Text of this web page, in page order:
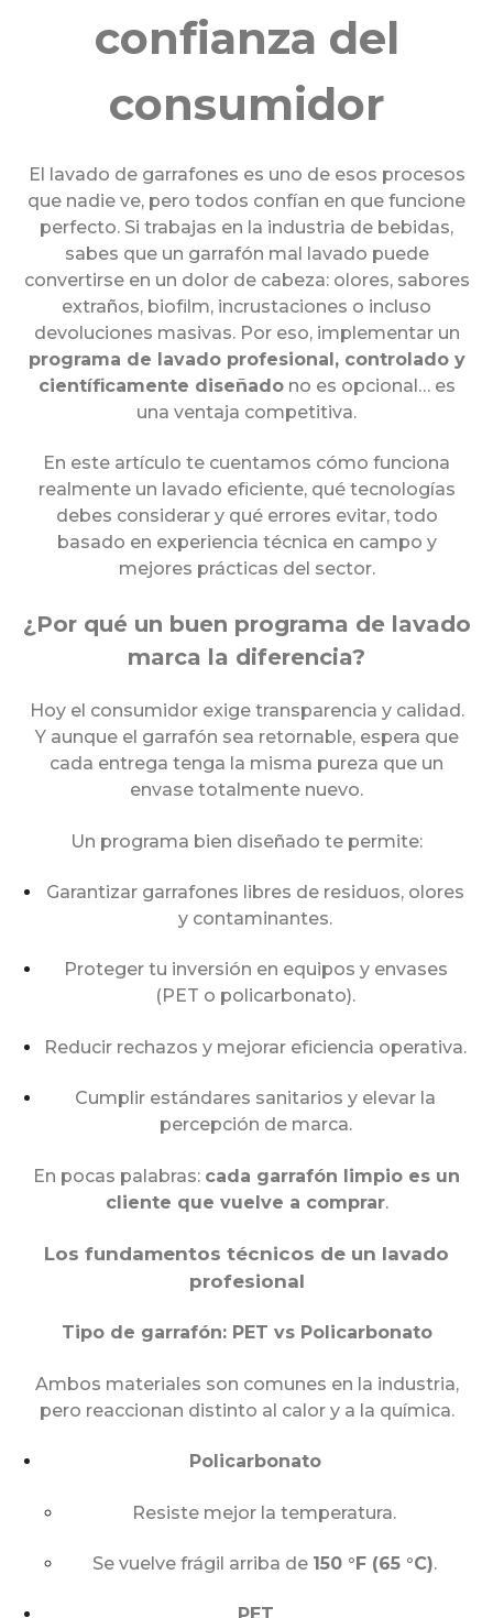
confianza del
consumidor
El lavado de garrafones es uno de esos procesos
que nadie ve, pero todos confían en que funcione
perfecto. Si trabajas en la industria de bebidas,
sabes que un garrafón mal lavado puede
convertirse en un dolor de cabeza: olores, sabores
extraños, biofilm, incrustaciones o incluso
devoluciones masivas. Por eso, implementar un
programa de lavado profesional, controlado y
científicamente diseñadono es opcional… es
una ventaja competitiva.
En este artículo te cuentamos cómo funciona
realmente un lavado eficiente, qué tecnologías
debes considerar y qué errores evitar, todo
basado en experiencia técnica en campo y
mejores prácticas del sector.
¿Por qué un buen programa de lavado
marca la diferencia?
Hoy el consumidor exige transparencia y calidad.
Y aunque el garrafón sea retornable, espera que
cada entrega tenga la misma pureza que un
envase totalmente nuevo.
Un programa bien diseñado te permite:
Garantizar garrafones libres de residuos, olores
y contaminantes.
Proteger tu inversión en equipos y envases
(PET o policarbonato).
Reducir rechazos y mejorar eficiencia operativa.
Cumplir estándares sanitarios y elevar la
percepción de marca.
En pocas palabras: cada garrafón limpio es un
cliente que vuelve a comprar.
Los fundamentos técnicos de un lavado
profesional
Tipo de garrafón: PET vs Policarbonato
Ambos materiales son comunes en la industria,
pero reaccionan distinto al calor y a la química.
Policarbonato
Resiste mejor la temperatura.
Se vuelve frágil arriba de 150 °F (65 °C).